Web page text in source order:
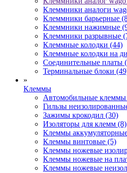
Клеммники аналоги
Клеммники барьерные
Клеммники нажимные
Клеммники разрывные
Клеммные колодки (44)
Клеммные колодки на
Соединительные платы
Терминальные блоки
»
Клеммы
Автомобильные клеммы
Гильзы
Зажимы крокодил (30)
Изоляторы для клемм (8)
Клеммы
Клеммы винтовые (5)
Клеммы ножевые
Клеммы ножевые на
Клеммы ножевые